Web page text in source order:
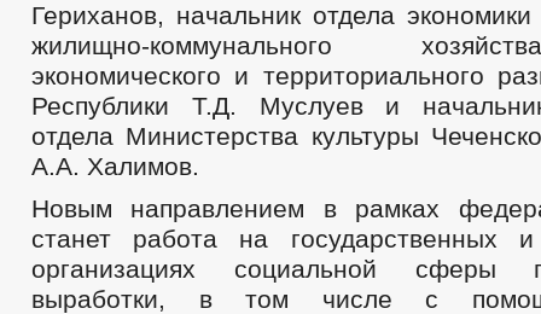
Гериханов, начальник отдела
жилищно-коммунального
экономического и территориального
Республики Т.Д. Муслуев и
отдела Министерства культуры
А.А. Халимов.
Новым направлением в рамках
станет работа на государственных
организациях социальной сферы
выработки, в том числе с